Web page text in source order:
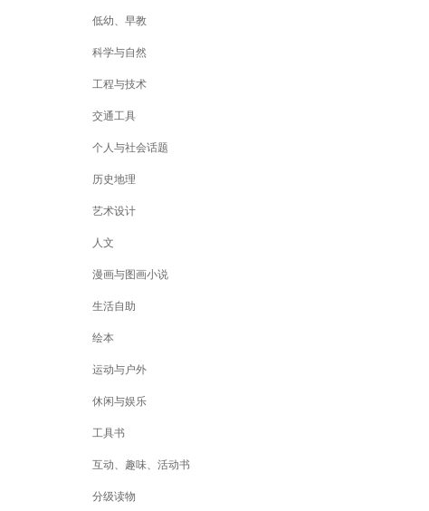
低幼、早教
科学与自然
工程与技术
交通工具
个人与社会话题
历史地理
艺术设计
人文
漫画与图画小说
生活自助
绘本
运动与户外
休闲与娱乐
工具书
互动、趣味、活动书
分级读物